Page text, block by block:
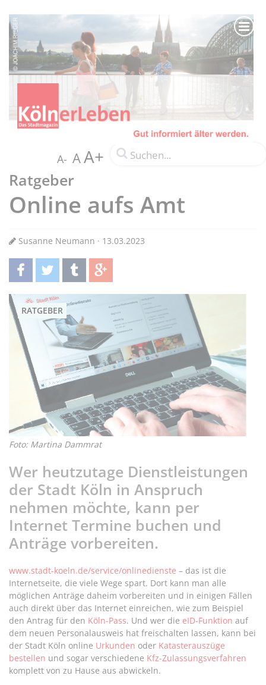
A- AA+
Ratgeber
Online aufs Amt
Susanne Neumann · 13.03.2023
teilentwittern teilen teilen
RATGEBER
Foto: Martina Dammrat
Wer heutzutage Dienstleistungen
der Stadt Köln in Anspruch
nehmen möchte, kann per
Internet Termine buchen und
Anträge vorbereiten.
www.stadt-koeln.de/service/onlinedienste – das ist die
Internetseite, die viele Wege spart. Dort kann man alle
möglichen Anträge daheim vorbereiten und in einigen Fällen
auch direkt über das Internet einreichen, wie zum Beispiel
den Antrag für den Köln-Pass. Und wer die eID-Funktion auf
dem neuen Personalausweis hat freischalten lassen, kann bei
der Stadt Köln online Urkunden oder Katasterauszüge
bestellen und sogar verschiedene Kfz-Zulassungsverfahren
komplett von zu Hause aus abwickeln.